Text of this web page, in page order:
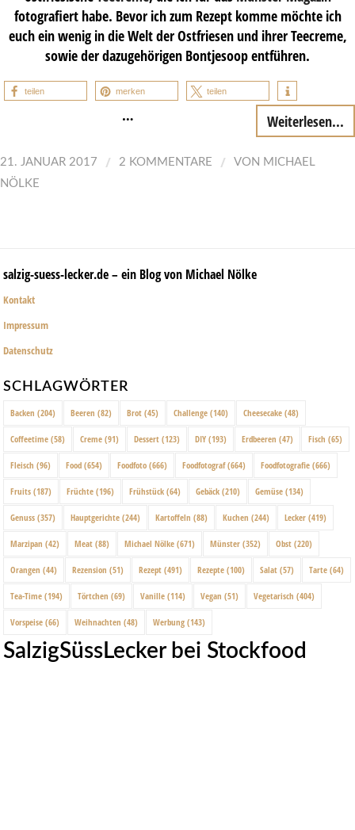
fotografiert habe. Bevor ich zum Rezept komme möchte ich
euch ein wenig in die Welt der Ostfriesen und ihrer Teecreme,
sowie der dazugehörigen Bontjesoop entführen.
teilen merken teilen
… Weiterlesen...
21. JANUAR 2017 / 2 KOMMENTARE / VON MICHAEL
NÖLKE
salzig-suess-lecker.de – ein Blog von Michael Nölke
Kontakt
Impressum
Datenschutz
SCHLAGWÖRTER
Backen (204) Beeren (82) Brot (45) Challenge (140) Cheesecake (48)
Coffeetime (58) Creme (91) Dessert (123) DIY (193) Erdbeeren (47) Fisch (65)
Fleisch (96) Food (654) Foodfoto (666) Foodfotograf(664) Foodfotografie (666)
Fruits (187) Früchte (196) Frühstück (64) Gebäck (210) Gemüse (134)
Genuss (357) Hauptgerichte (244) Kartoffeln (88) Kuchen (244) Lecker (419)
Marzipan (42) Meat (88) Michael Nölke (671) Münster (352) Obst (220)
Orangen (44) Rezension (51) Rezept (491) Rezepte (100) Salat (57) Tarte (64)
Tea-Time (194) Törtchen (69) Vanille (114) Vegan (51) Vegetarisch (404)
Vorspeise (66) Weihnachten (48) Werbung (143)
SalzigSüssLecker bei Stockfood